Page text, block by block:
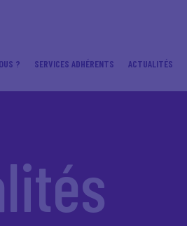
? SERVICES ADHÉRENTS ACTUALITÉS